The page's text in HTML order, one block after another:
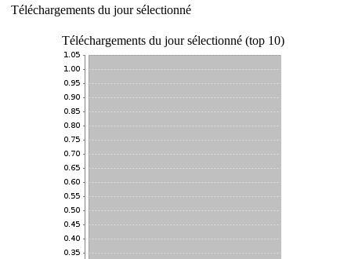
Téléchargements du jour sélectionné
Téléchargements du jour sélectionné (top 10)